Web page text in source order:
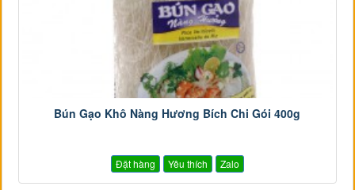
Bún Gạo Khô Nàng Hương Bích Chi Gói 400g
Đặt hàng Yêu thích Zalo